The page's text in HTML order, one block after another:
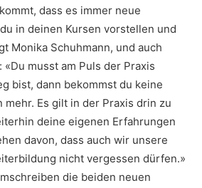
dass es immer neue
in deinen Kursen vorstellen und
Monika Schuhmann, und auch
«Du musst am Puls der Praxis
bist, dann bekommst du keine
mehr. Es gilt in der Praxis drin zu
deine eigenen Erfahrungen
davon, dass auch wir unsere
nicht vergessen dürfen.»
die beiden neuen